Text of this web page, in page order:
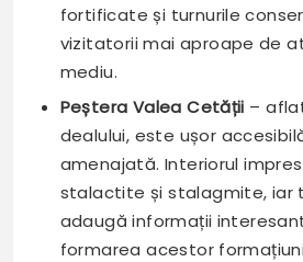
fortificate și turnurile
vizitatorii mai aproape de
mediu.
Peștera Valea Cetății –
dealului, este ușor
amenajată. Interiorul
stalactite și stalagmite, iar
adaugă informații
formarea acestor